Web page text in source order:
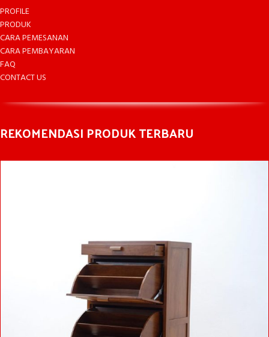
PROFILE
PRODUK
CARA PEMESANAN
CARA PEMBAYARAN
FAQ
CONTACT US
REKOMENDASI PRODUK TERBARU